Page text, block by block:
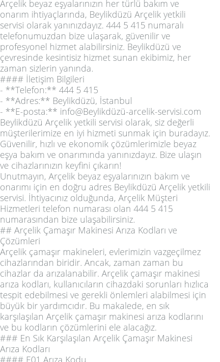
Arçelik beyaz eşyalarınızın her türlü bakım ve
onarım ihtiyaçlarında, Beylikdüzü Arçelik yetkili
servisi olarak yanınızdayız. 444 5 415 numaralı
telefonumuzdan bize ulaşarak, güvenilir ve
profesyonel hizmet alabilirsiniz. Beylikdüzü ve
çevresinde kesintisiz hizmet sunan ekibimiz, her
zaman sizlerin yanında.
#### İletişim Bilgileri
- **Telefon:** 444 5 415
- **Adres:** Beylikdüzü, İstanbul
- **E-posta:** info@Beylikdüzü-arcelik-servisi.com
Beylikdüzü Arçelik yetkili servisi olarak, siz değerli
müşterilerimize en iyi hizmeti sunmak için buradayız.
Güvenilir, hızlı ve ekonomik çözümlerimizle beyaz
eşya bakım ve onarımında yanınızdayız. Bize ulaşın
ve cihazlarınızın keyfini çıkarın!
Unutmayın, Arçelik beyaz eşyalarınızın bakım ve
onarımı için en doğru adres Beylikdüzü Arçelik yetkili
servisi. İhtiyacınız olduğunda, Arçelik Müşteri
Hizmetleri telefon numarası olan 444 5 415
numarasından bize ulaşabilirsiniz.
## Arçelik Çamaşır Makinesi Arıza Kodları ve
Çözümleri
Arçelik çamaşır makineleri, evlerimizin vazgeçilmez
cihazlarından biridir. Ancak, zaman zaman bu
cihazlar da arızalanabilir. Arçelik çamaşır makinesi
arıza kodları, kullanıcıların cihazdaki sorunları hızlıca
tespit edebilmesi ve gerekli önlemleri alabilmesi için
büyük bir yardımcıdır. Bu makalede, en sık
karşılaşılan Arçelik çamaşır makinesi arıza kodlarını
ve bu kodların çözümlerini ele alacağız.
### En Sık Karşılaşılan Arçelik Çamaşır Makinesi
Arıza Kodları
#### E01 Arıza Kodu